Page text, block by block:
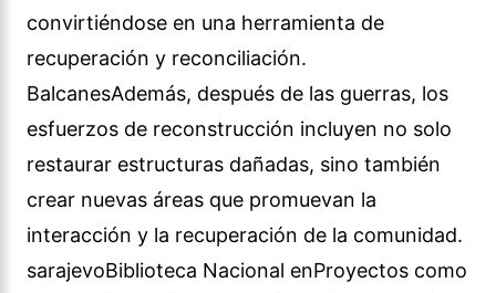
convirtiéndose en una herramienta de
recuperación y reconciliación.
BalcanesAdemás, después de las guerras, los
esfuerzos de reconstrucción incluyen no solo
restaurar estructuras dañadas, sino también
crear nuevas áreas que promuevan la
interacción y la recuperación de la comunidad.
sarajevoBiblioteca Nacional enProyectos como